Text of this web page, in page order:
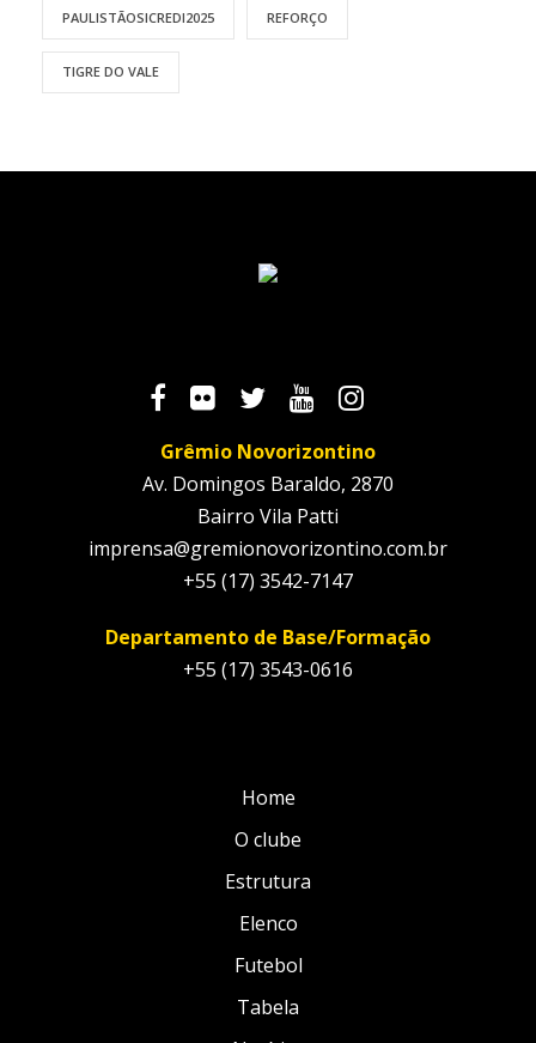
PAULISTÃOSICREDI2025 REFORÇO
TIGRE DO VALE
Grêmio Novorizontino
Av. Domingos Baraldo, 2870
Bairro Vila Patti
imprensa@gremionovorizontino.com.br
+55 (17) 3542-7147
Departamento de Base/Formação
+55 (17) 3543-0616
Home
O clube
Estrutura
Elenco
Futebol
Tabela